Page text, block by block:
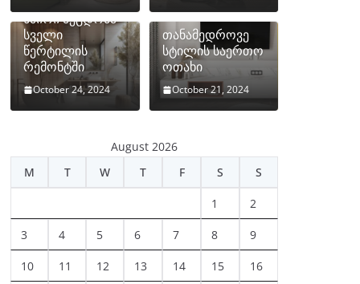
ხშირი შეცდომა
სველი
წერტილის
რემონტში
October 24, 2024
თანამედროვე
სტილის საერთო
ოთახი
October 21, 2024
August 2026
M
T W T F S S
1 2
3 4 5 6 7 8 9
10 11 12 13 14 15 16